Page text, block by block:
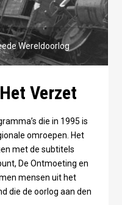
Wereldoorlog
Verzet
die in 1995 is
omroepen. Het
met de subtitels
De Ontmoeting en
mensen uit het
die de oorlog aan den